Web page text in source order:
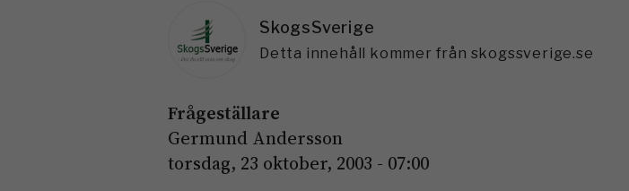
SkogsSverige
Detta innehåll kommer från skogssverige.se
Frågeställare
Germund Andersson
torsdag, 23 oktober, 2003 - 07:00